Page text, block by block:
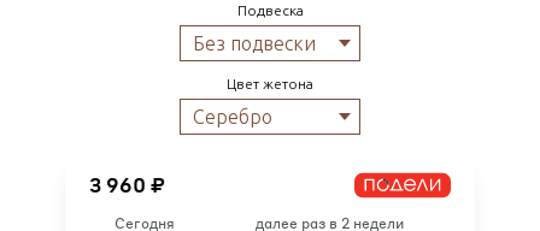
Подвеска
Цвет жетона
3 960 ₽
Сегодня далее раз в 2 недели